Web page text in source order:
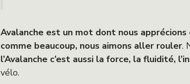
Avalanche est un mot dont nous
comme beaucoup, nous aimons aller rouler.
l’Avalanche c’est aussi la force, la fluidité,
vélo.